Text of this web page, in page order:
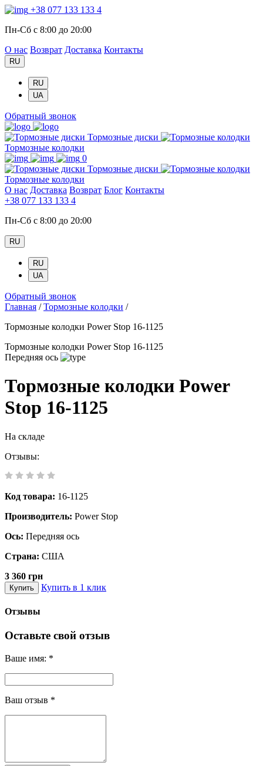
+38 077 133 133 4
Пн-Сб с 8:00 до 20:00
О нас Возврат Доставка Контакты
RU
RU
UA
Обратный звонок
Тормозные диски
Тормозные колодки
0
Тормозные диски
Тормозные колодки
О нас Доставка Возврат Блог Контакты
+38 077 133 133 4
Пн-Сб с 8:00 до 20:00
RU
RU
UA
Обратный звонок
Главная / Тормозные колодки /
Тормозные колодки Power Stop 16-1125
Тормозные колодки Power Stop 16-1125
Передняя ось
Тормозные колодки Power
Stop 16-1125
На складе
Отзывы:
Код товара: 16-1125
Производитель: Power Stop
Ось: Передняя ось
Страна: США
3 360 грн
Купить Купить в 1 клик
Отзывы
Оставьте свой отзыв
Ваше имя: *
Ваш отзыв *